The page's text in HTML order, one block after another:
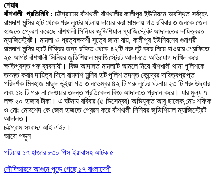
শেয়ার
বাঁশখালী প্রতিনিধি : চট্টগ্রামের বাঁশখালী বাঁশখালীর কালীপুর ইউনিয়নে অবস্থিত সর্ববৃহৎ
রামদাশ মুন্সির হাট থেকে গরু লুটের ঘটনায় দায়ের করা মামলায় গত রবিবার ৩ জনকে জেল
হাজতে প্রেরণ করেছে বাঁশখালী সিনিয়র জুডিশিয়াল ম্যাজিস্ট্রেট আদালতের দায়িত্বরত
ম্যাজিস্ট্রেট। মামলা ও প্রত্যক্ষদর্শী সুত্রে জানা যায়, কালীপুর ইউনিয়নের গুনাগরী
রামদাশ মুন্সির হাটে বিক্রির জন্য রক্ষিত থেকে ৪২টি গরু লুট করে নিয়ে যাওয়ার প্রেক্ষিতে
২৫ আগষ্ট বাঁশখালী সিনিয়র জুডিশিয়াল ম্যাজিস্ট্রেট আদালতে অভিযোগ দাখিল করে
ক্ষতিগ্রস্ত গরু ব্যবসায়ী। বিজ্ঞ আদালত মামলাটি আমলে নিয়ে বাঁশখালী থানা পুলিশকে
তদন্ত করার দায়িত্ব দিলে রামদাশ মুন্সির হাট পুলিশ তদন্ত কেন্দ্রের দায়িত্বপ্রাপ্ত
পরিদর্শক মিনহাজ মাছুদ ভুইয়া গত ৩ নভেম্বর ৪২ টি গরু লুটের ঘটনায় ২৩ টি গরু উদ্ধার
এবং ১৯ টি গরু না দেওয়ার তদন্ত প্রতিবেদন বিজ্ঞ আদালতে প্রদান করে। যার মুল্য ৭
লক্ষ ২০ হাজার টাকা। এ ঘটনায় রবিবার (৫ ডিসেম্বর) অভিযুক্ত আবু ছালেক,মোঃ শফিক
ও মোঃ মোরশেদ কে জেল হাজতে প্রেরন করে বাঁশখালী সিনিয়র জুডিশিয়াল ম্যাজিস্ট্রেট
আদালত।
চট্টগ্রাম সংবাদ/ আই এইচ।
আরো পড়ুন
পটিয়ায় ১৭ হাজার ৮৩০ পিস ইয়াবাসহ আটক ৫
সৌদিআরবে আগুনে পুড়ে গেছে ১৭ বাংলাদেশী